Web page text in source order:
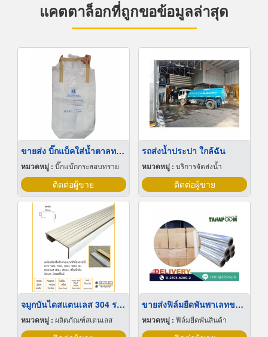
แคตตาล็อกที่ถูกขอข้อมูลล่าสุด
ขายส่ง บิ๊กแบ็คใส่น้ำตาลทราย สมุทรปราการ
หมวดหมู่ : บิ๊กแบ๊กกระสอบทราย
ติดต่อผู้ขาย
รถส่งน้ำประปา ใกล้ฉัน
หมวดหมู่ : บริการจัดส่งน้ำ
ติดต่อผู้ขาย
จมูกบันไดสแตนเลส 304 ราคาโรงงาน
หมวดหมู่ : ผลิตภัณฑ์สเตนเลส
ขายส่งฟิล์มยืดพันพาเลทขนาดพันด้วยมือ Hand wrap
หมวดหมู่ : ฟิล์มยืดพันสินค้า